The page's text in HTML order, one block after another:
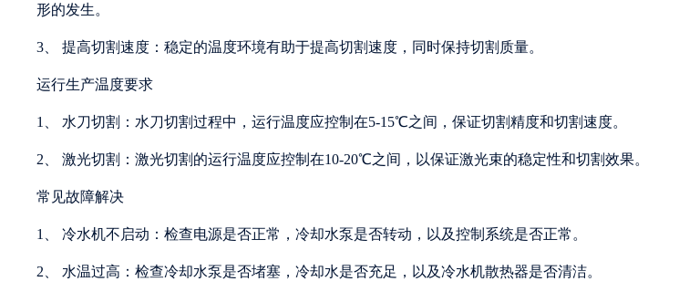
形的发生。
3、 提高切割速度：稳定的温度环境有助于提高切割速度，同时保持切割质量。
运行生产温度要求
1、 水刀切割：水刀切割过程中，运行温度应控制在5-15℃之间，保证切割精度和切割速度。
2、 激光切割：激光切割的运行温度应控制在10-20℃之间，以保证激光束的稳定性和切割效果。
常见故障解决
1、 冷水机不启动：检查电源是否正常，冷却水泵是否转动，以及控制系统是否正常。
2、 水温过高：检查冷却水泵是否堵塞，冷却水是否充足，以及冷水机散热器是否清洁。